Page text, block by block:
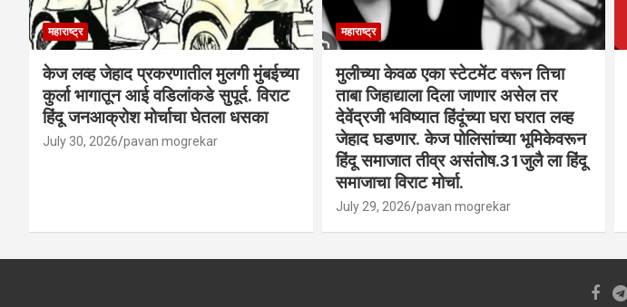
महाराष्ट्र
केज लव्ह जेहाद प्रकरणातील मुलगी मुंबईच्या
कुर्ला भागातून आई वडिलांकडे सुपूर्द. विराट
हिंदू जनआक्रोश मोर्चाचा घेतला धसका
July 30, 2026 pavan mogrekar
महाराष्ट्र
मुलीच्या केवळ एका स्टेटमेंट वरून तिचा
ताबा जिहाद्याला दिला जाणार असेल तर
देवेंद्रजी भविष्यात हिंदूंच्या घरा घरात लव्ह
जेहाद घडणार. केज पोलिसांच्या भूमिकेवरून
हिंदू समाजात तीव्र असंतोष.31जुलै ला हिंदू
समाजाचा विराट मोर्चा.
July 29, 2026 pavan mogrekar